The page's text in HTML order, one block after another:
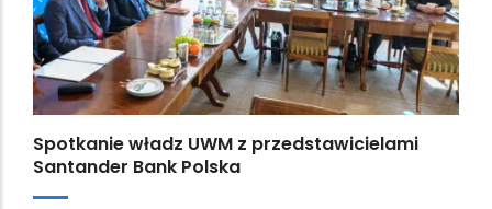
Spotkanie władz UWM z przedstawicielami
Santander Bank Polska